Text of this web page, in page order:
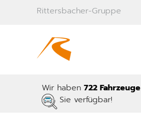
Rittersbacher-Gruppe
Wir haben 722 Fahrzeuge
Sie verfügbar!